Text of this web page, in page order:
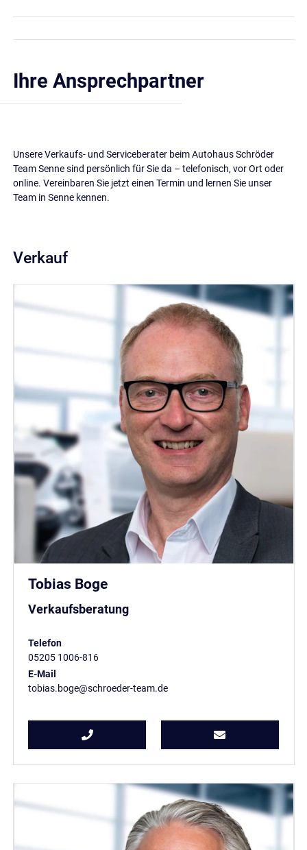
Ihre Ansprechpartner
Unsere Verkaufs- und Serviceberater beim Autohaus Schröder
Team Senne sind persönlich für Sie da – telefonisch, vor Ort oder
online. Vereinbaren Sie jetzt einen Termin und lernen Sie unser
Team in Senne kennen.
Verkauf
Tobias Boge
Verkaufsberatung
Telefon
05205 1006-816
E-Mail
tobias.boge@schroeder-team.de